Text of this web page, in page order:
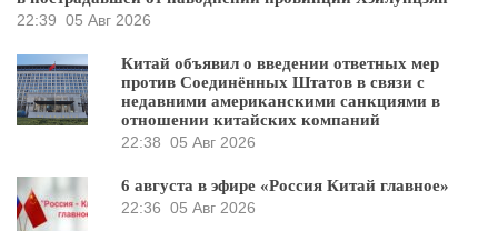
22:39 05 Авг 2026
Китай объявил о введении ответных мер
против Соединённых Штатов в связи с
недавними американскими санкциями в
отношении китайских компаний
22:38 05 Авг 2026
6 августа в эфире «Россия Китай главное»
22:36 05 Авг 2026